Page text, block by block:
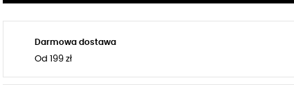
Darmowa dostawa
Od 199 zł